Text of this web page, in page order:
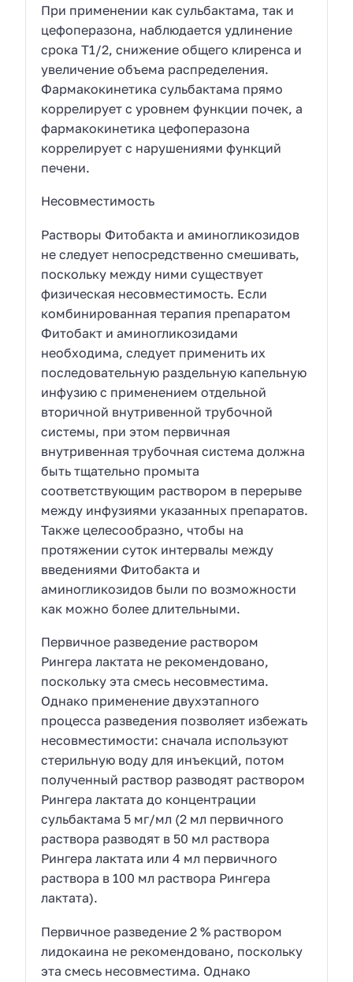
При применении как сульбактама, так и
цефоперазона, наблюдается удлинение
срока Т1/2, снижение общего клиренса и
увеличение объема распределения.
Фармакокинетика сульбактама прямо
коррелирует с уровнем функции почек, а
фармакокинетика цефоперазона
коррелирует с нарушениями функций
печени.
Несовместимость
Растворы Фитобакта и аминогликозидов
не следует непосредственно смешивать,
поскольку между ними существует
физическая несовместимость. Если
комбинированная терапия препаратом
Фитобакт и аминогликозидами
необходима, следует применить их
последовательную раздельную капельную
инфузию с применением отдельной
вторичной внутривенной трубочной
системы, при этом первичная
внутривенная трубочная система должна
быть тщательно промыта
соответствующим раствором в перерыве
между инфузиями указанных препаратов.
Также целесообразно, чтобы на
протяжении суток интервалы между
введениями Фитобакта и
аминогликозидов были по возможности
как можно более длительными.
Первичное разведение раствором
Рингера лактата не рекомендовано,
поскольку эта смесь несовместима.
Однако применение двухэтапного
процесса разведения позволяет избежать
несовместимости: сначала используют
стерильную воду для инъекций, потом
полученный раствор разводят раствором
Рингера лактата до концентрации
сульбактама 5 мг/мл (2 мл первичного
раствора разводят в 50 мл раствора
Рингера лактата или 4 мл первичного
раствора в 100 мл раствора Рингера
лактата).
Первичное разведение 2 % раствором
лидокаина не рекомендовано, поскольку
эта смесь несовместима. Однако